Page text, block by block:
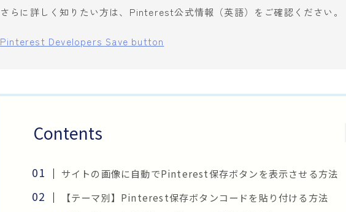
さらに詳しく知りたい方は、Pinterest公式情報（英語）をご確認ください。
Pinterest Developers Save button
Contents
サイトの画像に自動でPinterest保存ボタンを表示させる方法
【テーマ別】Pinterest保存ボタンコードを貼り付ける方法